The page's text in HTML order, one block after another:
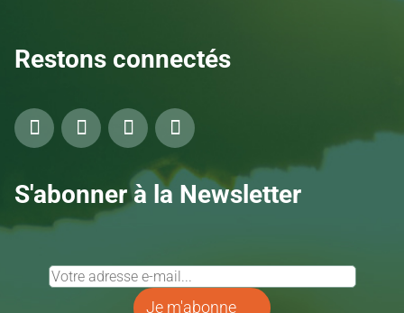
Restons connectés
S'abonner à la Newsletter
Je m'abonne